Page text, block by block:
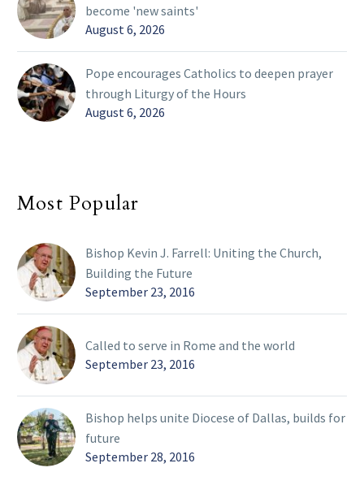
become 'new saints'
August 6, 2026
Pope encourages Catholics to deepen prayer
through Liturgy of the Hours
August 6, 2026
Most Popular
Bishop Kevin J. Farrell: Uniting the Church,
Building the Future
September 23, 2016
Called to serve in Rome and the world
September 23, 2016
Bishop helps unite Diocese of Dallas, builds for
future
September 28, 2016